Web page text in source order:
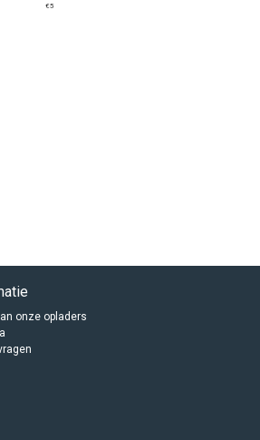
€5
onze opladers